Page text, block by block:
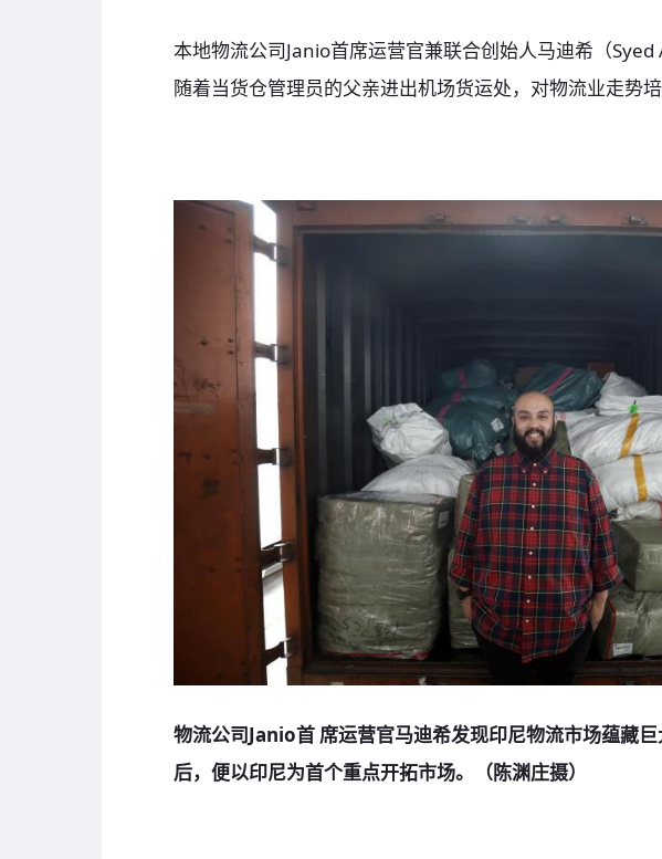
本地物流公司Janio首席运营官兼联合创始人马迪希（
随着当货仓管理员的父亲进出机场货运处，对物流业走势培
物流公司Janio首 席运营官马迪希发现印尼物流市场蕴藏
后，便以印尼为首个重点开拓市场。（陈渊庄摄）